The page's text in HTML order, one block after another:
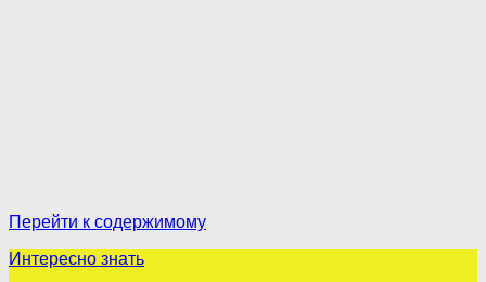
Перейти к содержимому
Интересно знать